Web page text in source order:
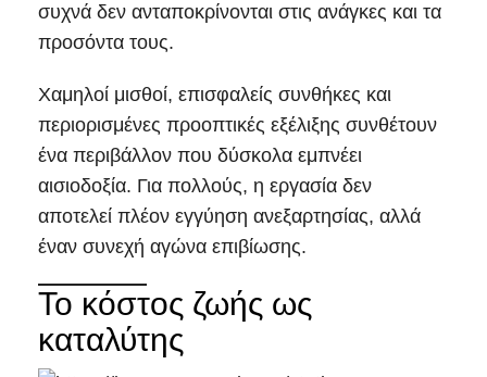
συχνά δεν ανταποκρίνονται στις ανάγκες και τα
προσόντα τους.
Χαμηλοί μισθοί, επισφαλείς συνθήκες και
περιορισμένες προοπτικές εξέλιξης συνθέτουν
ένα περιβάλλον που δύσκολα εμπνέει
αισιοδοξία. Για πολλούς, η εργασία δεν
αποτελεί πλέον εγγύηση ανεξαρτησίας, αλλά
έναν συνεχή αγώνα επιβίωσης.
Το κόστος ζωής ως
καταλύτης